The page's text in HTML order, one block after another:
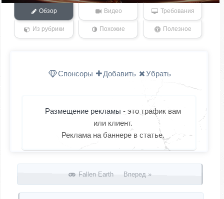
Обзор Видео Требования
Из рубрики Похожие Полезное
Спонсоры Добавить Убрать
Размещение рекламы - это трафик вам
или клиент.
Реклама на баннере в статье.
Запись навигация
Fallen Earth Вперед »